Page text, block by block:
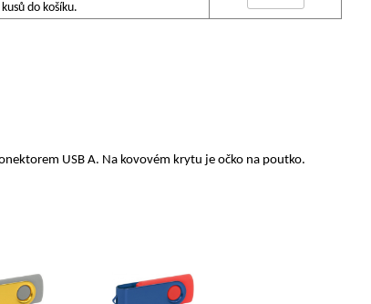
do košíku.
USB A. Na kovovém krytu je očko na poutko.